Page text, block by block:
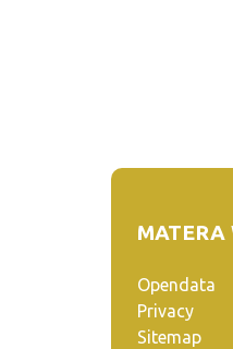
MATERA
Opendata
Privacy
Sitemap